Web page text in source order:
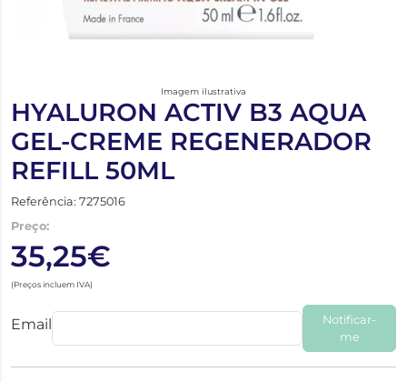
Imagem ilustrativa
HYALURON ACTIV B3 AQUA
GEL-CREME REGENERADOR
REFILL 50ML
Referência: 7275016
Preço:
35,25€
(Preços incluem IVA)
Email
Notificar-
me